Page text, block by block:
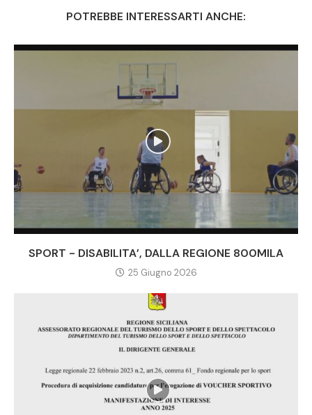
POTREBBE INTERESSARTI ANCHE:
SPORT - DISABILITA’, DALLA REGIONE 800MILA
25 Giugno 2026